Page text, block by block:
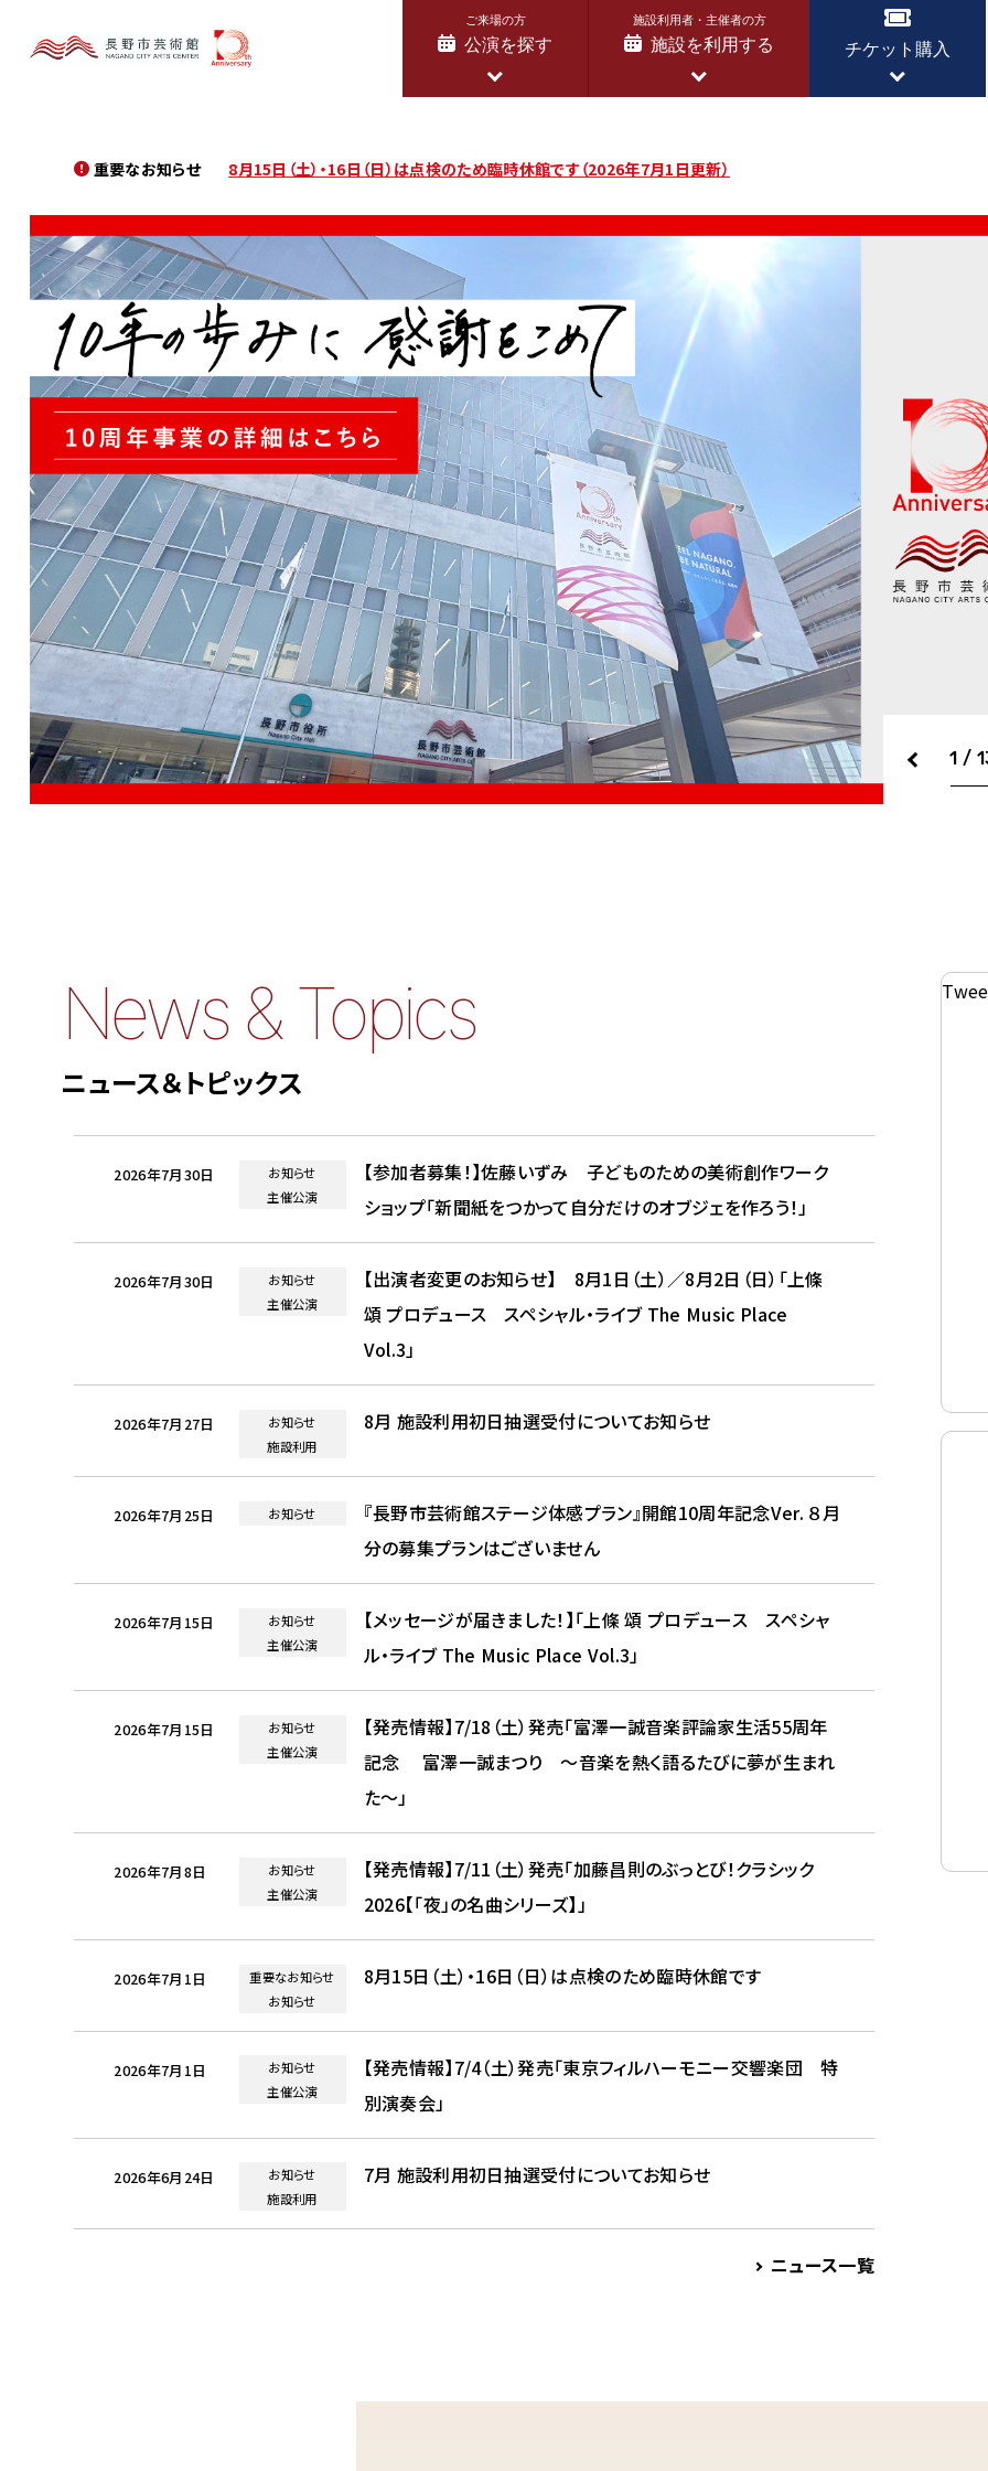
ご来場の方
公演を探す
施設利用者・主催者の方
施設を利用する チケット購入
重要なお知らせ
「水曜ひるまのクラシック・リサイタルシリーズ vol.61 LEO 筝 リサイタル」公演延期のお知らせ（2026年4月8日
2 /
News & Topics
ニュース＆トピックス
2026年7月30日
お知らせ
主催公演
【参加者募集！】佐藤いずみ 子どものための美術創作ワーク
ショップ「新聞紙をつかって自分だけのオブジェを作ろう！」
2026年7月30日
お知らせ
主催公演
【出演者変更のお知らせ】 8月1日（土）／8月2日（日）「上條
頌 プロデュース スペシャル・ライブ The Music Place
Vol.3」
2026年7月27日
お知らせ
施設利用
8月 施設利用初日抽選受付についてお知らせ
2026年7月25日 お知らせ
『長野市芸術館ステージ体感プラン』開館10周年記念Ver. ８月
分の募集プランはございません
2026年7月15日
お知らせ
主催公演
【メッセージが届きました！】「上條 頌 プロデュース スペシャ
ル・ライブ The Music Place Vol.3」
2026年7月15日
お知らせ
主催公演
【発売情報】7/18（土）発売「富澤一誠音楽評論家生活55周年
記念 富澤一誠まつり ～音楽を熱く語るたびに夢が生まれ
た～」
2026年7月8日
お知らせ
主催公演
【発売情報】7/11（土）発売「加藤昌則のぶっとび！クラシック
2026【「夜」の名曲シリーズ】」
2026年7月1日
重要なお知らせ
お知らせ
8月15日（土）・16日（日）は点検のため臨時休館です
2026年7月1日
お知らせ
主催公演
【発売情報】7/4（土）発売「東京フィルハーモニー交響楽団 特
別演奏会」
2026年6月24日
お知らせ
施設利用
7月 施設利用初日抽選受付についてお知らせ
ニュース一覧